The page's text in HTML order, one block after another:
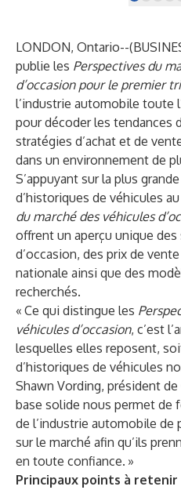
LONDON, Ontario--(
publie les Perspectives du
d’occasion pour le premier
l’industrie automobile toute
pour décoder les tendances
stratégies d’achat et de
dans un environnement de
S’appuyant sur la plus
d’historiques de véhicules
du marché des véhicules
offrent un aperçu unique
d’occasion, des prix de
nationale ainsi que des
recherchés.
« Ce qui distingue les
véhicules d’occasion, c’est
lesquelles elles reposent,
d’historiques de véhicules
Shawn Vording, président de
base solide nous permet de
de l’industrie automobile de
sur le marché afin qu’ils
en toute confiance. »
Principaux points à retenir